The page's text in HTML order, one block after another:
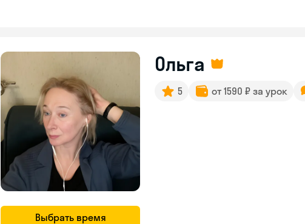
Выбрать время
Ольга
5 от 1590 ₽ за урок